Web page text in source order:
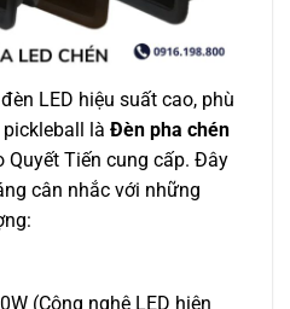
LED hiệu suất cao, phù
là Đèn pha chén
Quyết Tiến cung cấp. Đây
cân nhắc với những
(Công nghệ LED hiện